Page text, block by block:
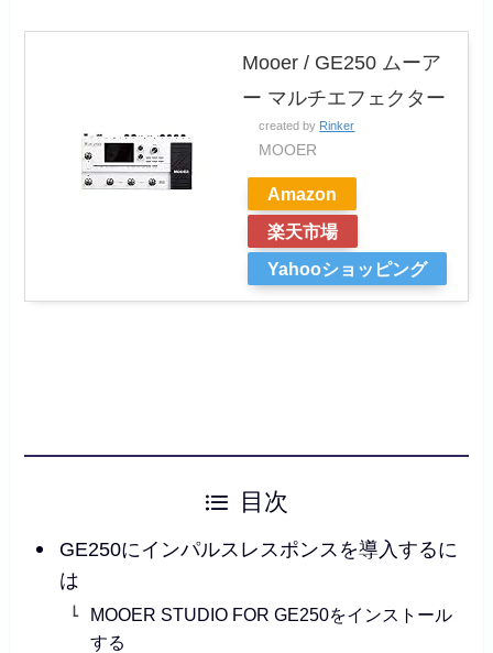
Mooer / GE250 ムーア
ー マルチエフェクター
created by Rinker
MOOER
Amazon
楽天市場
Yahooショッピング
目次
GE250にインパルスレスポンスを導入するに
は
MOOER STUDIO FOR GE250をインストール
する